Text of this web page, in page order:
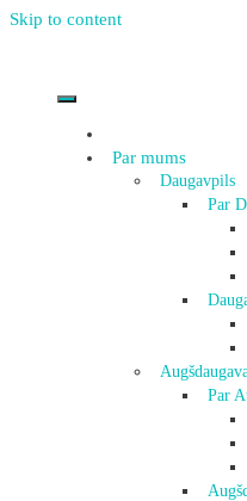
Skip to content
Par mums
Daugavpils
Par
Par